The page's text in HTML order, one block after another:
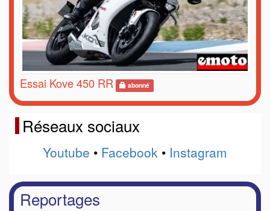
Essai Kove 450 RR abonné
Réseaux sociaux
Youtube • Facebook • Instagram
Reportages